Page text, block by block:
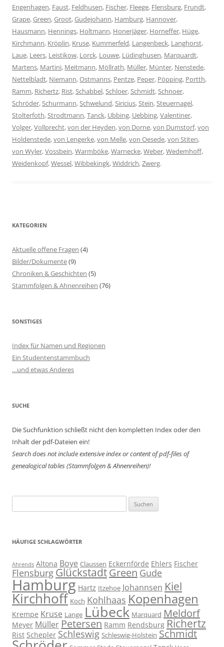
Engenhagen, Faust, Feldhusen, Fischer, Fleege, Flensburg, Frundt,
Grape,Green,Groot,Gudejohann, Hamburg, Hannover,
Hausmann, Hennings, Holtmann, Honerjäger, Horneffer, Hüge,
Kirchmann, Kröplin, Kruse, Kummerfeld, Langenbeck, Langhorst,
Laue, Leers, Leistikow, Lorck, Louwe, Lüdinghusen, Marquardt,
Martens, Martini, Meitmann, Möllrath, Müller, Münter, Nenstede,
Nettelbladt, Niemann,Ostmanns, Pentze, Peper, Pöpping, Portth,
Ramm, Richertz, Rist,Schabbel,Schloer,Schmidt,Schnoer,
Schröder,Schurmann,Schwelund,Siricius,Stein,Steuernagel,
Stolterfoth,Strodtmann,Tanck, Ubbing, Uebbing,Valentiner,
Volger,Vollprecht,von der Heyden,von Dorne,von Dumstorf,von
Holdenstede,von Lengerke,von Melle,von Oesede,von Stiten,
von Wyler,Vossbein,Warmböke,Warnecke,Weber,Wedemhoff,
Weidenkopf,Wessel,Wibbekingk,Widdrich,Zwerg.
KATEGORIEN
Aktuelle offene Fragen (4)
Bilder/Dokumente(9)
Chroniken & Geschichten (5)
Stammfolgen & Ahnenreihen (76)
SONSTIGES
Index für Namen und Regionen
Ein Studentenstammbuch
…und etwas Anderes
SUCHE
Die Suchfunktion schließt nicht den kompletten Index oder den
Inhalt der pdf-Dateien ein!
Search does not include extensive index or content ofpdf-files of
genealogical tables (Stammfolgen & Ahnenreihen)!
nach:
HÄUFIGE SCHLAGWÖRTER
Ahrends Altona Boye Claussen Eckernförde Ehlers Fischer
Flensburg GlückstadtGreen Gude
Hamburg Hartz Itzehoe Johannsen Kiel
Kirchhoff Koch Kohlhaas Kopenhagen
Krempe Kruse Lange Lübeck Marquard Meldorf
Meyer Müller Petersen Ramm Rendsburg Richertz
Rist Schepler Schleswig Schleswig-Holstein Schmidt